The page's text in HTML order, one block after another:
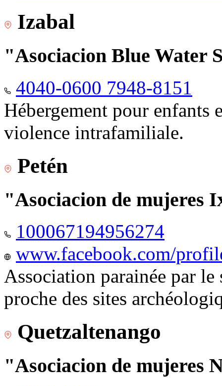
Izabal
"Asociacion Blue Water
4040-0600 7948-8151
Hébergement pour enfants
violence intrafamiliale.
Petén
"Asociacion de mujeres
100067194956274
www.facebook.com/
Association parainée par
proche des sites
Quetzaltenango
"Asociacion de mujeres